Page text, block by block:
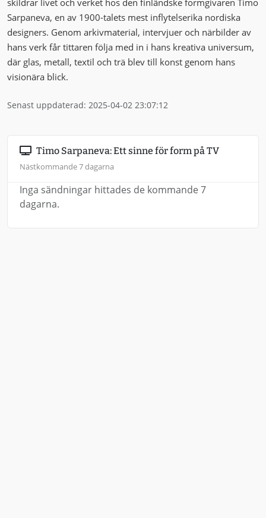
Sarpaneva, en av 1900-talets mest inflytelserika nordiska
designers. Genom arkivmaterial, intervjuer och närbilder av
hans verk får tittaren följa med in i hans kreativa universum,
där glas, metall, textil och trä blev till konst genom hans
visionära blick.
Senast uppdaterad: 2025-04-02 23:07:12
Timo Sarpaneva: Ett sinne för form på TV
Nästkommande 7 dagarna
Inga sändningar hittades de kommande 7
dagarna.